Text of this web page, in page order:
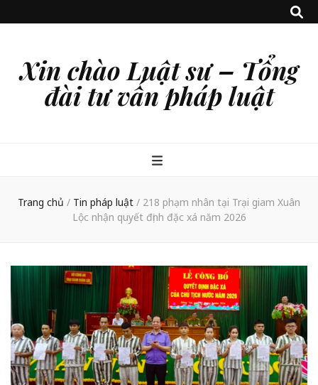
Xin chào Luật sư – Tổng
đài tư vấn pháp luật
Trang chủ / Tin pháp luật / 218 phạm nhân tại Trại giam Xuân
Lộc nhận quyết định đặc xá năm 2026